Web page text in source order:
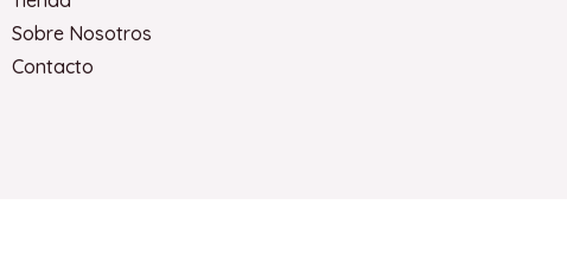
Sobre Nosotros
Contacto